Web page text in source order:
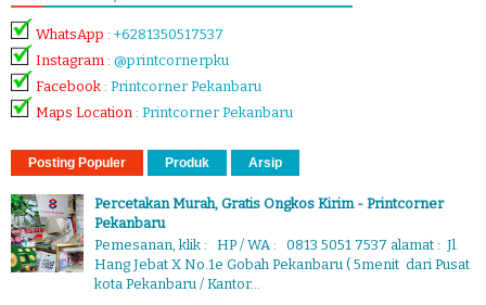
WhatsApp : +6281350517537
Instagram : @printcornerpku
Facebook : Printcorner Pekanbaru
Maps Location : Printcorner Pekanbaru
Posting Populer Produk Arsip
Percetakan Murah, Gratis Ongkos Kirim - Printcorner
Pekanbaru
Pemesanan, klik : HP / WA : 0813 5051 7537 alamat : Jl.
Hang Jebat X No.1e Gobah Pekanbaru ( 5menit dari Pusat
kota Pekanbaru / Kantor...